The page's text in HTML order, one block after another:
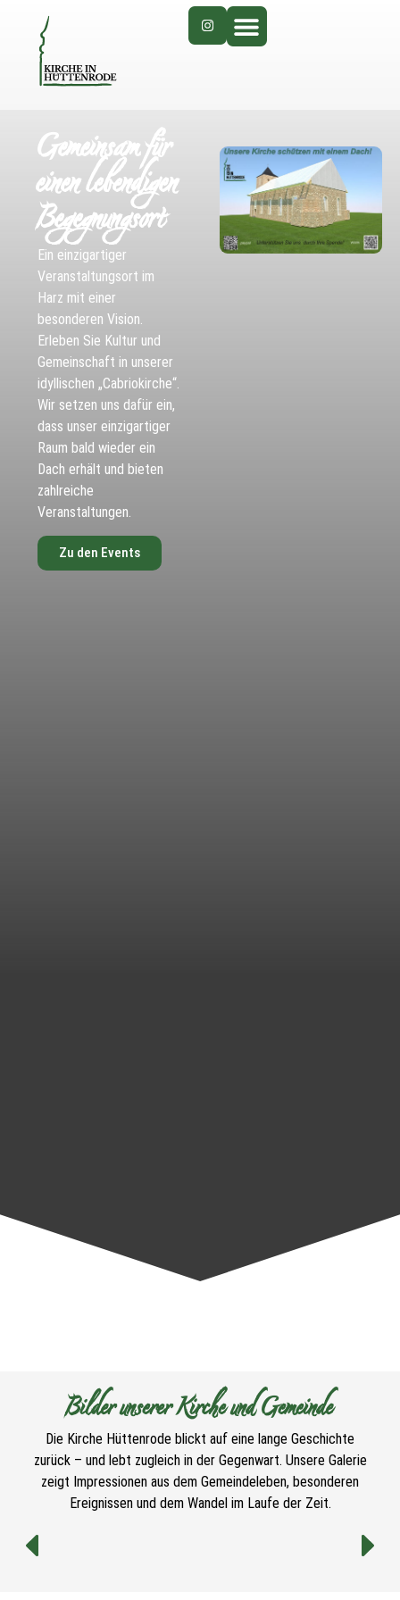
Gemeinsam für
einen lebendigen
Begegnungsort
Ein einzigartiger
Veranstaltungsort im
Harz mit einer
besonderen Vision.
Erleben Sie Kultur und
Gemeinschaft in unserer
idyllischen „Cabriokirche“.
Wir setzen uns dafür ein,
dass unser einzigartiger
Raum bald wieder ein
Dach erhält und bieten
zahlreiche
Veranstaltungen.
Zu den Events
Bilder unserer Kirche und Gemeinde
Die Kirche Hüttenrode blickt auf eine lange Geschichte
zurück – und lebt zugleich in der Gegenwart. Unsere Galerie
zeigt Impressionen aus dem Gemeindeleben, besonderen
Ereignissen und dem Wandel im Laufe der Zeit.